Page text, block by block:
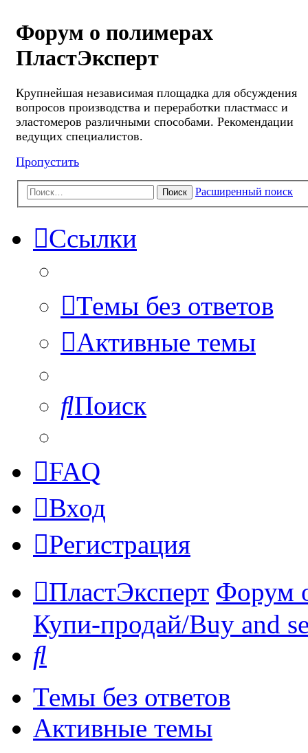
Форум о полимерах
ПластЭксперт
Крупнейшая независимая площадка для обсуждения
вопросов производства и переработки пластмасс и
эластомеров различными способами. Рекомендации
ведущих специалистов.
Пропустить
Поиск Расширенный поиск
Ссылки
Темы без ответов
Активные темы
Поиск
FAQ
Вход
Регистрация
ПластЭксперт Форум
Купи-продай/Buy and
Темы без ответов
Активные темы